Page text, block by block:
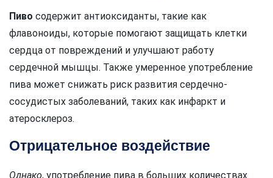
Пиво содержит антиоксиданты, такие как
флавоноиды, которые помогают защищать клетки
сердца от повреждений и улучшают работу
сердечной мышцы. Также умеренное употребление
пива может снижать риск развития сердечно-
сосудистых заболеваний, таких как инфаркт и
атеросклероз.
Отрицательное воздействие
Однако, употребление пива в больших количествах